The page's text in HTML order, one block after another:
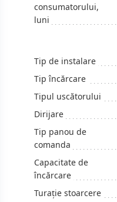
consumatorului,
luni
Tip de instalare
Tip încărcare
Tipul uscătorului
Dirijare
Tip panou de
comanda
Capacitate de
încărcare
Turaţie stoarcere